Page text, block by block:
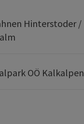
Hinterstoder /
OÖ Kalkalpen